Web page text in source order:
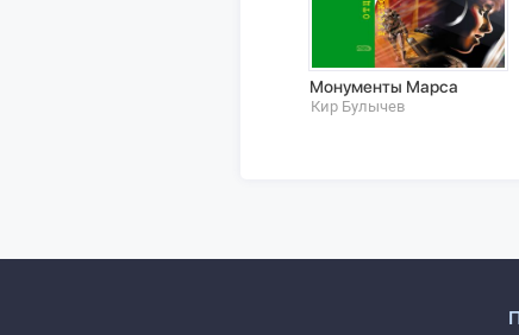
Монументы Марса
Кир Булычев